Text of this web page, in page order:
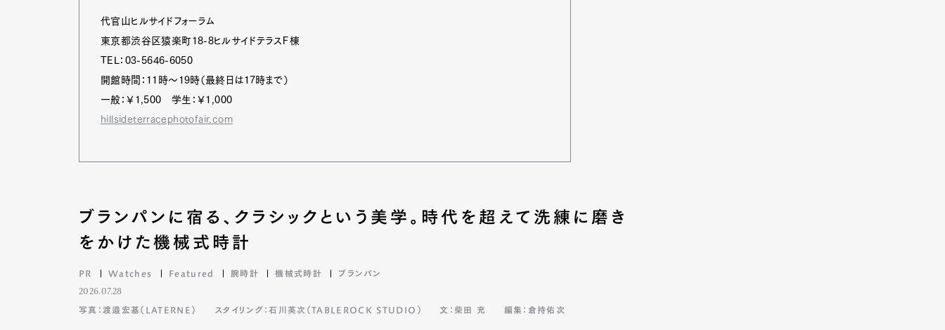
代官山ヒルサイドフォーラム
東京都渋谷区猿楽町18-8ヒルサイドテラスＦ棟
TEL：03-5646-6050
開館時間：11時～19時（最終日は17時まで）
一般：￥1,500 学生：￥1,000
hillsideterracephotofair.com
ブランパンに宿る、クラシックという美学。時代を超えて洗練に磨き
をかけた機械式時計
PR Watches Featured 腕時計 機械式時計 ブランパン
2026.07.28
写真：渡邉宏基（LATERNE） スタイリング：石川英次（TABLEROCK STUDIO） 文：柴田 充 編集：倉持佑次